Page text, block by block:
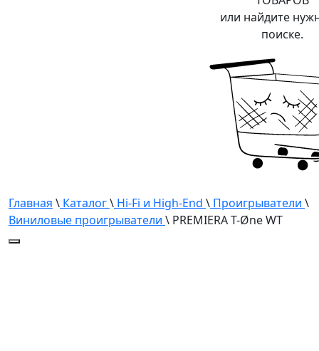
или найдите
поиске.
Главная \ Каталог\ Hi-Fi и High-End \ Проигрыватели \
Виниловые проигрыватели \ PREMIERA T-Øne WT